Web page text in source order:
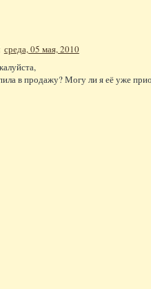
среда, 05 мая, 2010
в продажу? Могу ли я её уже